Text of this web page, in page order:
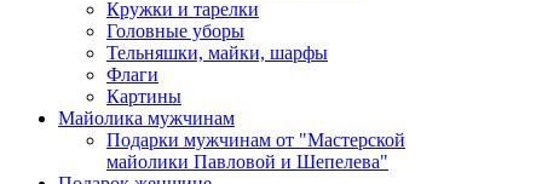
Кружки и тарелки
Головные уборы
Тельняшки, майки, шарфы
Флаги
Картины
Майолика мужчинам
Подарки мужчинам от "Мастерской
майолики Павловой и Шепелева"